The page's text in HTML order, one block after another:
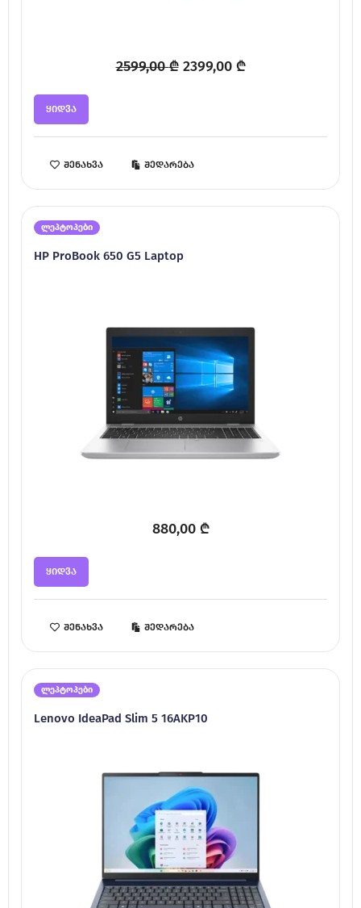
2599,00₾ Original
2599,00 ₾.
2399,00 ₾Current
2399,00 ₾.
ყიდვა
შენახვა შედარება
ლეპტოპები
HP ProBook 650 G5 Laptop
880,00 ₾
ყიდვა
შენახვა შედარება
ლეპტოპები
Lenovo IdeaPad Slim 5 16AKP10